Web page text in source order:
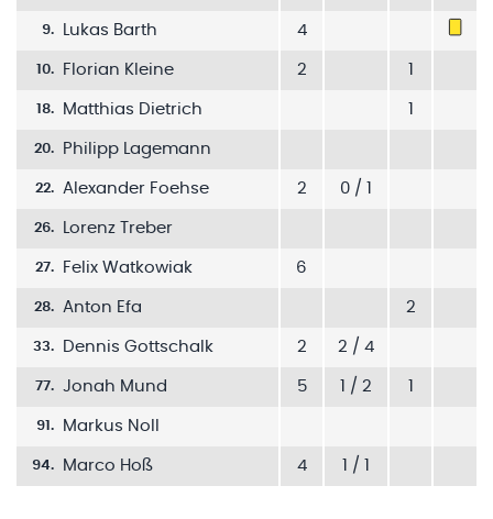
9. Lukas Barth 4
10. Florian Kleine 2
18. Matthias Dietrich
20. Philipp Lagemann
22. Alexander Foehse 2 0 / 1
26. Lorenz Treber
27. Felix Watkowiak 6
28. Anton Efa 2
33. Dennis Gottschalk 2 2 / 4
77. Jonah Mund 5 1 / 2
91. Markus Noll
94. Marco Hoß 4 1 / 1